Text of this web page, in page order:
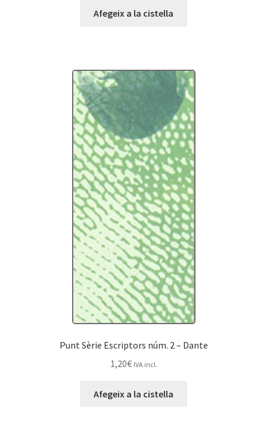
Afegeix a la cistella
Punt Sèrie Escriptors núm. 2 – Dante
1,20€ IVA incl.
Afegeix a la cistella